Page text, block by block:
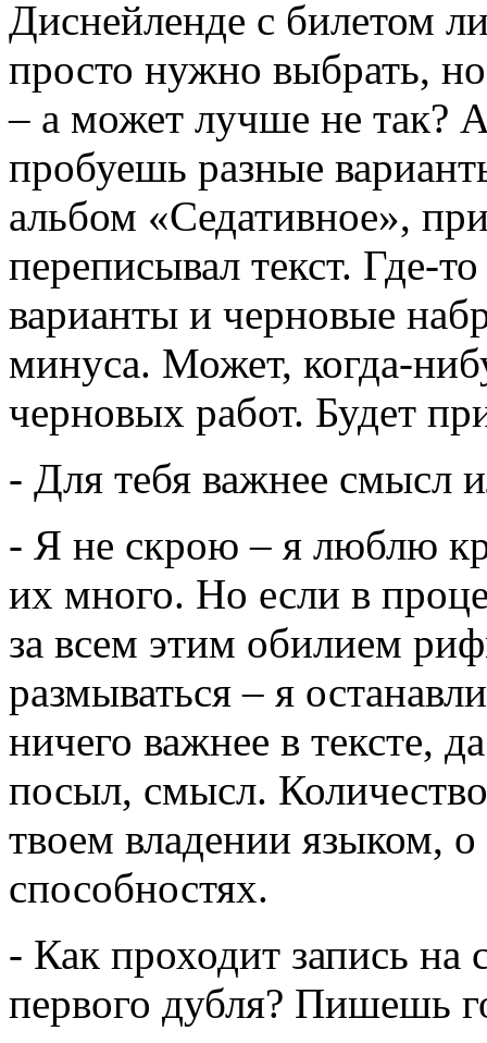
Диснейленде с билетом
просто нужно выбрать,
– а может лучше не так?
пробуешь разные
альбом «Седативное»,
переписывал текст. Где-
варианты и черновые
минуса. Может, когда-
черновых работ. Будет
- Для тебя важнее смысл
- Я не скрою – я люблю
их много. Но если в
за всем этим обилием
размываться – я
ничего важнее в тексте,
посыл, смысл.
твоем владении языком,
способностях.
- Как проходит запись на
первого дубля? Пишешь